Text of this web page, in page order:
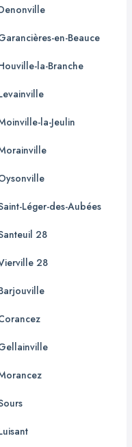
en-Beauce
la-Branche
la-Jeulin
Léger-des-Aubées
28
28